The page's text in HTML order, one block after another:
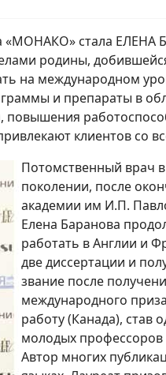
«МОНАКО» стала ЕЛЕНА
родины,
на международном
и препараты в
клиентов со
Потомственный врач
поколении, после
академии им И.П.
Елена Баранова
работать в Англии и
две диссертации и
звание после
международного
работу (Канада), став
молодых профессоров
Автор многих